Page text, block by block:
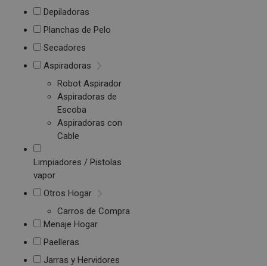
Depiladoras
Planchas de Pelo
Secadores
Aspiradoras
Robot Aspirador
Aspiradoras de
Escoba
Aspiradoras con
Cable
Limpiadores / Pistolas
vapor
Otros Hogar
Carros de Compra
Menaje Hogar
Paelleras
Jarras y Hervidores